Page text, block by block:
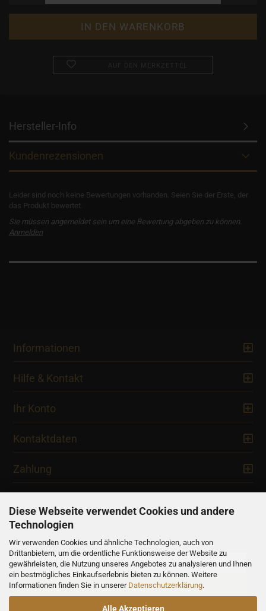
Diese Webseite verwendet Cookies und andere
Technologien
Wir verwenden Cookies und ähnliche Technologien, auch von
Drittanbietern, um die ordentliche Funktionsweise der Website zu
gewährleisten, die Nutzung unseres Angebotes zu analysieren und Ihnen
ein bestmögliches Einkaufserlebnis bieten zu können. Weitere
Informationen finden Sie in unserer Datenschutzerklärung.
Alle Akzeptieren
Hersteller-Info
Kundenrezensionen
Leider sind noch keine Bewertungen vorhanden. Seien Sie der Erste, der
das Produkt bewertet.
Sie müssen angemeldet sein um eine Bewertung abgeben zu können.
Anmelden
Informationen
Hilfe & Kontakt
Ihr Konto
Kontaktdaten
Zahlung
Newsletter